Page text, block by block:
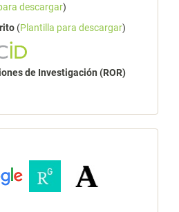
descargar)
(Plantilla para descargar)
de Investigación (ROR)